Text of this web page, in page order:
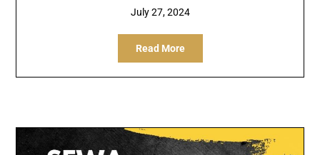
July 27, 2024
Read More